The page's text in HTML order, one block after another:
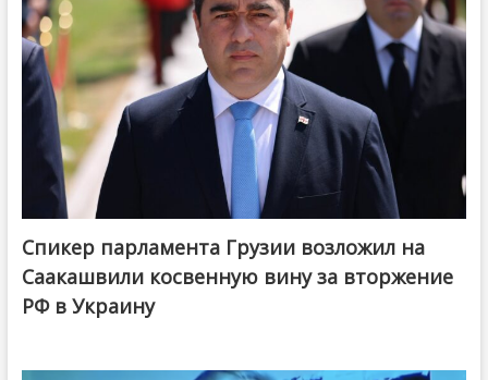
Спикер парламента Грузии возложил на
Саакашвили косвенную вину за вторжение
РФ в Украину